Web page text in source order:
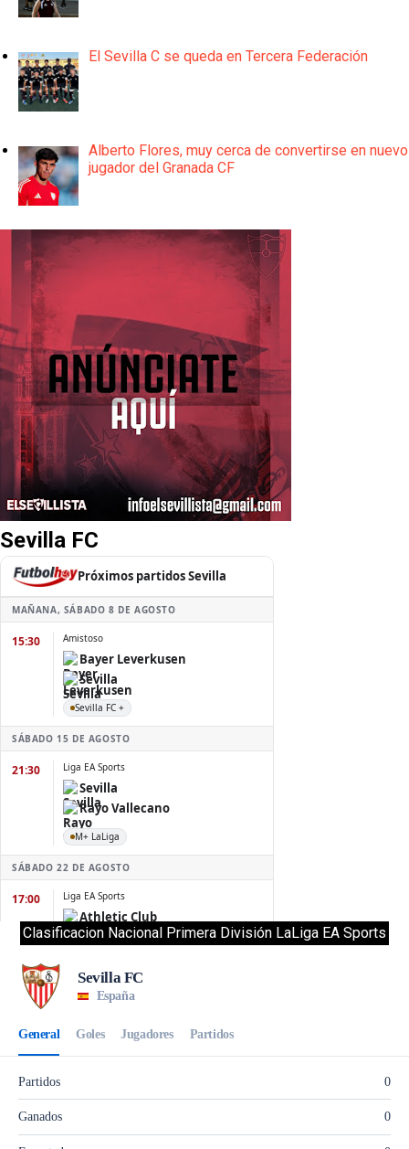
El Sevilla C se queda en Tercera Federación
Alberto Flores, muy cerca de convertirse en nuevo
jugador del Granada CF
Sevilla FC
Clasificacion Nacional Primera División LaLiga EA Sports